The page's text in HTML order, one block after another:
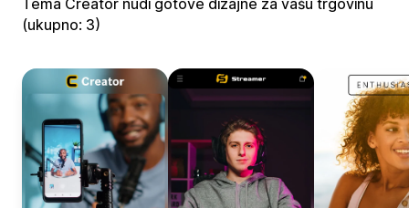
(ukupno: 3)